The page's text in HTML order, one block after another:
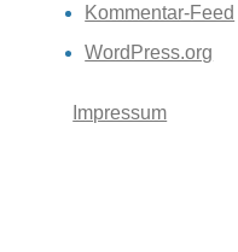
Kommentar-Feed
WordPress.org
Impressum